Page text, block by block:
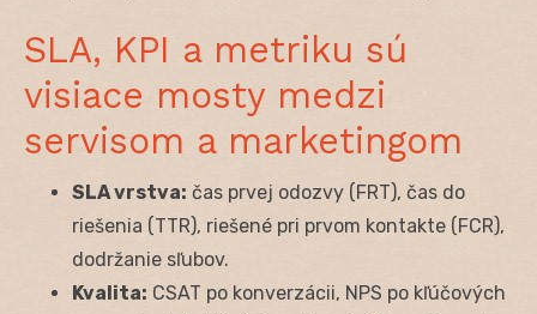
SLA, KPI a metriku sú
visiace mosty medzi
servisom a marketingom
SLA vrstva: čas prvej odozvy (FRT), čas do
riešenia (TTR), riešené pri prvom kontakte (FCR),
dodržanie sľubov.
Kvalita: CSAT po konverzácii, NPS po kľúčových